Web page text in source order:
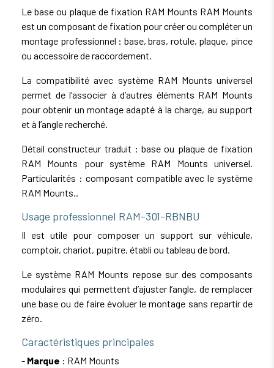
Le base ou plaque de fixation RAM Mounts RAM Mounts
est un composant de fixation pour créer ou compléter un
montage professionnel : base, bras, rotule, plaque, pince
ou accessoire de raccordement.
La compatibilité avec système RAM Mounts universel
permet de l’associer à d’autres éléments RAM Mounts
pour obtenir un montage adapté à la charge, au support
et à l’angle recherché.
Détail constructeur traduit : base ou plaque de fixation
RAM Mounts pour système RAM Mounts universel.
Particularités : composant compatible avec le système
RAM Mounts..
Usage professionnel RAM-301-RBNBU
Il est utile pour composer un support sur véhicule,
comptoir, chariot, pupitre, établi ou tableau de bord.
Le système RAM Mounts repose sur des composants
modulaires qui permettent d’ajuster l’angle, de remplacer
une base ou de faire évoluer le montage sans repartir de
zéro.
Caractéristiques principales
- Marque : RAM Mounts